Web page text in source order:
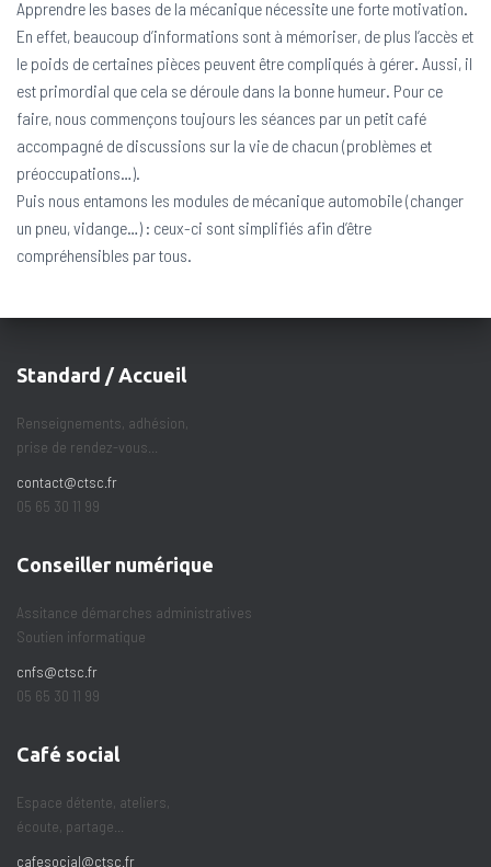
Apprendre les bases de la mécanique nécessite une forte motivation.
En effet, beaucoup d’informations sont à mémoriser, de plus l’accès et
le poids de certaines pièces peuvent être compliqués à gérer. Aussi, il
est primordial que cela se déroule dans la bonne humeur. Pour ce
faire, nous commençons toujours les séances par un petit café
accompagné de discussions sur la vie de chacun (problèmes et
préoccupations…).
Puis nous entamons les modules de mécanique automobile (changer
un pneu, vidange…) : ceux-ci sont simplifiés afin d’être
compréhensibles par tous.
Standard / Accueil
Renseignements, adhésion,
prise de rendez-vous...
contact@ctsc.fr
05 65 30 11 99
Conseiller numérique
Assitance démarches administratives
Soutien informatique
cnfs@ctsc.fr
05 65 30 11 99
Café social
Espace détente, ateliers,
écoute, partage...
cafesocial@ctsc.fr